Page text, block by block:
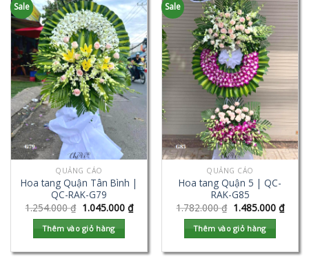
Sale
QUẢNG CÁO
Hoa tang Quận Tân Bình |
QC-RAK-G79
1.254.000₫ 1.045.000 ₫
Thêm vào giỏ hàng
Sale
QUẢNG CÁO
Hoa tang Quận 5 | QC-
RAK-G85
1.782.000₫ 1.485.000 ₫
Thêm vào giỏ hàng